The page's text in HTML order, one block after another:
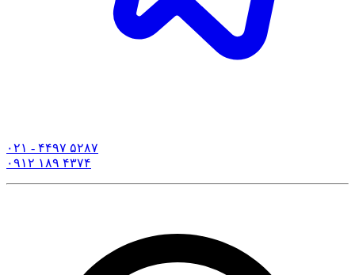
۰۲۱ - ۴۴۹۷ ۵۲۸۷
۰۹۱۲ ۱۸۹ ۴۳۷۴